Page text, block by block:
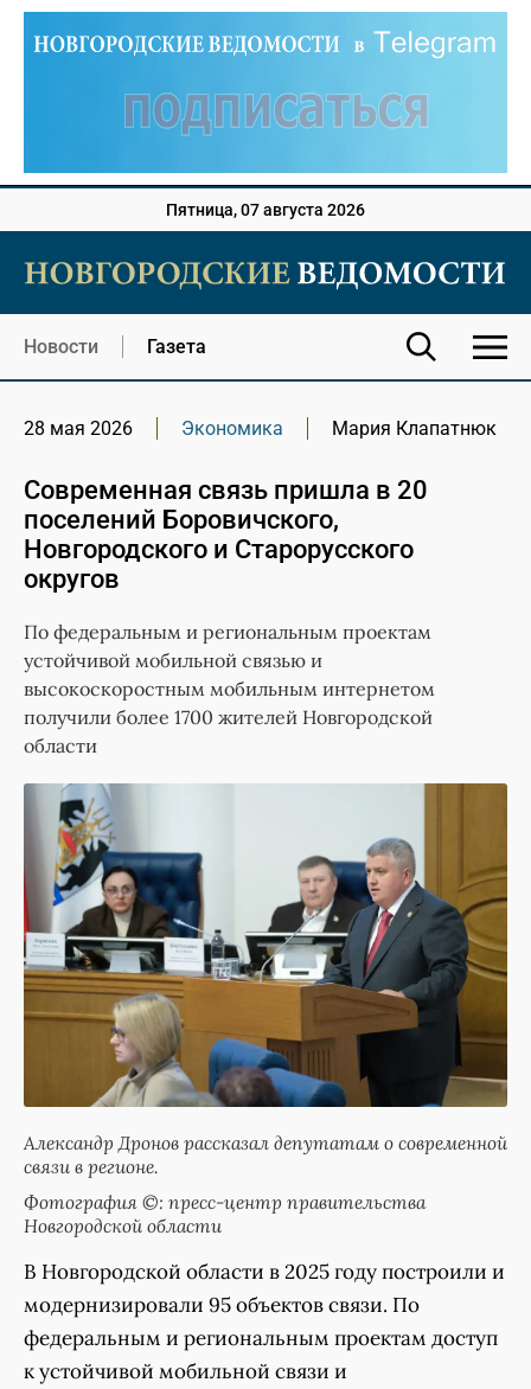
Пятница, 07 августа 2026
Новости Газета
28 мая 2026 Экономика Мария Клапатнюк
Современная связь пришла в 20
поселений Боровичского,
Новгородского и Старорусского
округов
По федеральным и региональным проектам
устойчивой мобильной связью и
высокоскоростным мобильным интернетом
получили более 1700 жителей Новгородской
области
Александр Дронов рассказал депутатам о современной
связи в регионе.
Фотография ©: пресс-центр правительства
Новгородской области
В Новгородской области в 2025 году построили и
модернизировали 95 объектов связи. По
федеральным и региональным проектам доступ
к устойчивой мобильной связи и